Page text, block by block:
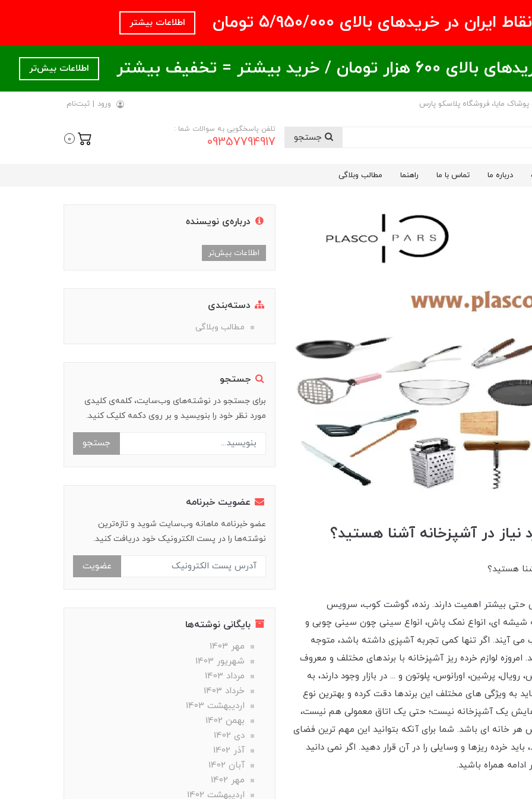
در خریدهای بالای ۵/950/000 تومان اطلاعات بیشتر
بیشتر = تخفیف بیشتر اطلاعات بیش‌تر
مایا، فروشگاه پلاسکو پارس ورود | ثبت‌نام
تلفن پاسخگویی به سوالات شما :
09357794917
0
درباره ما تماس با ما راهنما مطالب وبلاگی
نیاز در آشپزخانه آشنا هستید؟
هستید؟
حتی بیشتر اهمیت دارند. رنده، گوشت کوب، سرویس
شیشه ای، انواع نمک پاش، انواع سینی چون سینی چوبی و
می آیند. اگر تنها کمی تجربه آشپزی داشته باشد، متوجه
لوازم خرده ریز آشپزخانه با برندهای مختلف و معروف
پرشین، اورانوس، پلوتون و ... در بازار وجود دارند، به
به ویژگی های مختلف این برندها دقت کرده و بهترین نوع
یک آشپزخانه نیست؛ حتی یک اتاق معمولی هم نیست،
خانه ای باشد. شما برای آنکه بتوانید این مهم ترین فضای
خرده‌ ریزها و وسایلی را در آن قرار دهید. اگر نمی دانید
همراه باشید.
درباره‌ی نویسنده
اطلاعات بیش‌تر
دسته‌بندی
مطالب وبلاگی
جستجو
برای جستجو در نوشته‌های وب‌سایت، کلمه‌ی کلیدی
مورد نظر خود را بنویسید و بر روی دکمه کلیک کنید.
جستجو
عضویت خبرنامه
عضو خبرنامه ماهانه وب‌سایت شوید و تازه‌ترین
نوشته‌ها را در پست الکترونیک خود دریافت کنید.
عضویت
بایگانی نوشته‌ها
مهر 1403
شهریور 1403
مرداد 1403
خرداد 1403
ارديبهشت 1403
بهمن 1402
دی 1402
آذر 1402
آبان 1402
مهر 1402
ارديبهشت 1402